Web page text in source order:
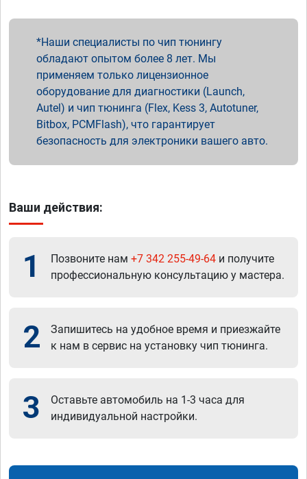
Наши специалисты по чип тюнингу
обладают опытом более 8 лет. Мы
применяем только лицензионное
оборудование для диагностики (Launch,
Autel) и чип тюнинга (Flex, Kess 3, Autotuner,
Bitbox, PCMFlash), что гарантирует
безопасность для электроники вашего авто.
Ваши действия:
1 Позвоните нам +7 342 255-49-64 и получите
профессиональную консультацию у мастера.
2
Запишитесь на удобное время и приезжайте
к нам в сервис на установку чип тюнинга.
3
Оставьте автомобиль на 1-3 часа для
индивидуальной настройки.